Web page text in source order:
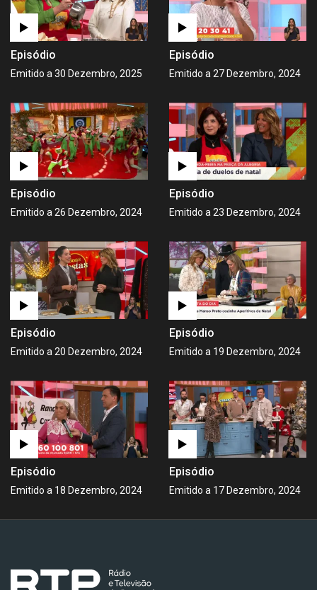
Episódio
Emitido a 30 Dezembro, 2025
Episódio
Emitido a 27 Dezembro, 2024
Episódio
Emitido a 26 Dezembro, 2024
Episódio
Emitido a 23 Dezembro, 2024
Episódio
Emitido a 20 Dezembro, 2024
Episódio
Emitido a 19 Dezembro, 2024
Episódio
Emitido a 18 Dezembro, 2024
Episódio
Emitido a 17 Dezembro, 2024